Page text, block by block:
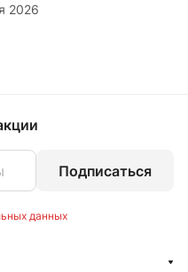
2026
Подписаться
данных